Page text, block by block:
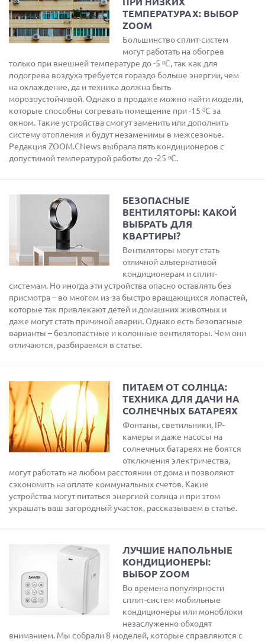
ТЕМПЕРАТУРАХ: ВЫБОР
ZOOM
Большинство сплит-систем
могут работать на обогрев
только при внешней температуре до -5 ᵒC, так как для
подогрева воздуха требуется гораздо больше энергии, чем
на охлаждение, да и техника должна быть
морозоустойчивой. Однако в продаже можно найти модели,
которые способны согревать помещение при -15 ᵒC за
окном. Такие устройства смогут заменить или дополнить
систему отопления и будут незаменимы в межсезонье.
Редакция ZOOM.CNews выбрала пять кондиционеров с
допустимой температурой работы до -25 ᵒC.
БЕЗОПАСНЫЕ
ВЕНТИЛЯТОРЫ: КАКОЙ
ВЫБРАТЬ ДЛЯ
КВАРТИРЫ?
Вентиляторы могут стать
отличной альтернативой
кондиционерам и сплит-
системам. Но иногда эти устройства опасно оставлять без
присмотра – во многом из-за быстро вращающихся лопастей,
которые так привлекают детей и домашних животных и
даже могут стать причиной аварии. Однако есть безопасные
варианты – безлопастные и колонные вентиляторы. Чем они
отличаются, разбираемся в статье.
ПИТАЕМ ОТ СОЛНЦА:
ТЕХНИКА ДЛЯ ДАЧИ НА
СОЛНЕЧНЫХ БАТАРЕЯХ
Фонтаны, светильники, IP-
камеры и даже насосы на
солнечных батареях не боятся
отключения электричества,
могут работать на любом расстоянии от дома и позволяют
сэкономить на оплате коммунальных счетов. Какие
устройства могут питаться энергией солнца и при этом
украшать ваш загородный участок, рассказываем в статье.
ЛУЧШИЕ НАПОЛЬНЫЕ
КОНДИЦИОНЕРЫ:
ВЫБОР ZOOM
Во времена популярности
сплит-систем мобильные
кондиционеры или моноблоки
незаслуженно обходят
вниманием. Мы собрали 8 моделей, которые справляются с